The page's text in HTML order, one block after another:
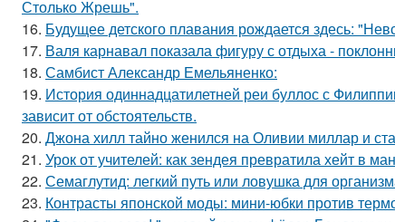
Столько Жрешь".
16. Будущее детского плавания рождается здесь:
17. Валя карнавал показала фигуру с отдыха -
18. Самбист Александр Емельяненко:
19. История одиннадцатилетней реи буллос с
зависит от обстоятельств.
20. Джона хилл тайно женился на Оливии миллар и
21. Урок от учителей: как зендея превратила хейт в
22. Семаглутид: легкий путь или ловушка для
23. Контрасты японской моды: мини-юбки против